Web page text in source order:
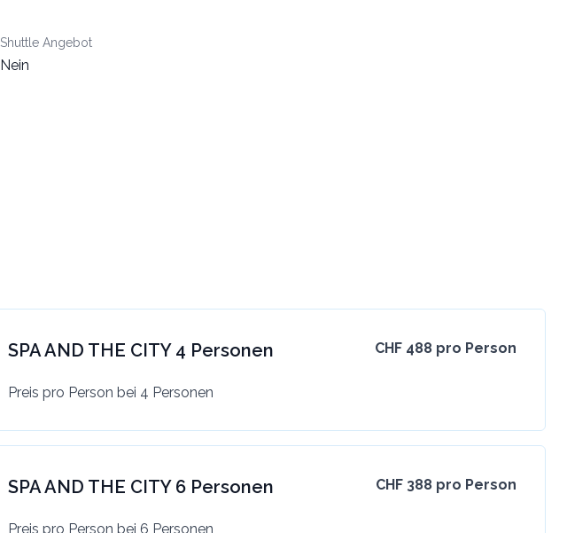
Shuttle Angebot
Nein
SPA AND THE CITY 4 Personen CHF 488 pro Person
Preis pro Person bei 4 Personen
SPA AND THE CITY 6 Personen CHF 388 pro Person
Preis pro Person bei 6 Personen